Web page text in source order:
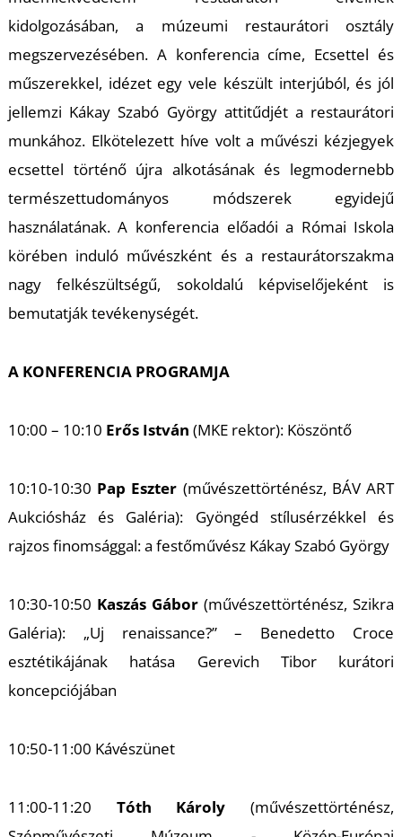
kidolgozásában, a múzeumi restaurátori osztály
megszervezésében. A konferencia címe, Ecsettel és
műszerekkel, idézet egy vele készült interjúból, és jól
jellemzi Kákay Szabó György attitűdjét a restaurátori
munkához. Elkötelezett híve volt a művészi kézjegyek
ecsettel történő újra alkotásának és legmodernebb
természettudományos módszerek egyidejű
használatának. A konferencia előadói a Római Iskola
körében induló művészként és a restaurátorszakma
nagy felkészültségű, sokoldalú képviselőjeként is
bemutatják tevékenységét.
A KONFERENCIA PROGRAMJA
10:00 – 10:10 Erős István (MKE rektor): Köszöntő
10:10-10:30 Pap Eszter (művészettörténész, BÁV ART
Aukciósház és Galéria): Gyöngéd stílusérzékkel és
rajzos finomsággal: a festőművész Kákay Szabó György
10:30-10:50 Kaszás Gábor (művészettörténész, Szikra
Galéria): „Uj renaissance?” – Benedetto Croce
esztétikájának hatása Gerevich Tibor kurátori
koncepciójában
10:50-11:00 Kávészünet
11:00-11:20 Tóth Károly (művészettörténész,